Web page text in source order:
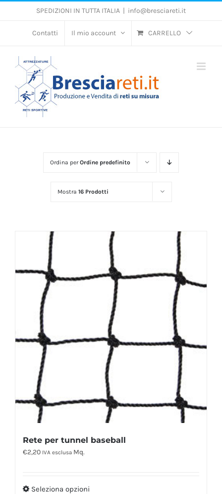
Salta
SPEDIZIONI IN TUTTA ITALIA | info@bresciareti.it
Contatti Il mio account CARRELLO
Ordina perOrdine predefinito
Mostra 16 Prodotti
Rete per tunnel baseball
€2,20 IVA esclusa Mq.
Seleziona opzioni